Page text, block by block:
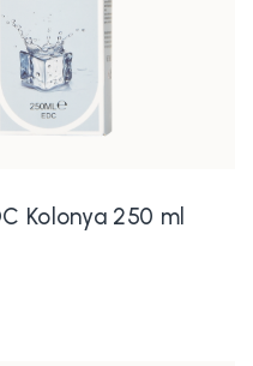
Kolonya 250 ml